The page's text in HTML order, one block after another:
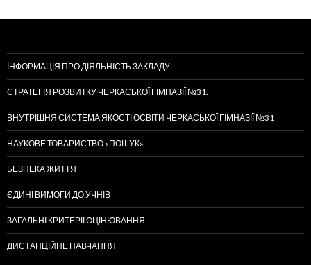
ІНФОРМАЦІЯ ПРО ДІЯЛЬНІСТЬ ЗАКЛАДУ
СТРАТЕГІЯ РОЗВИТКУ ЧЕРКАСЬКОЇ ГІМНАЗІЇ №31.
ВНУТРІШНЯ СИСТЕМА ЯКОСТІ ОСВІТИ ЧЕРКАСЬКОЇ ГІМНАЗІЇ №31
НАУКОВЕ ТОВАРИСТВО «ПОШУК»
БЕЗПЕКА ЖИТТЯ
ЄДИНІ ВИМОГИ ДО УЧНІВ
ЗАГАЛЬНІ КРИТЕРІЇ ОЦІНЮВАННЯ
ДИСТАНЦІЙНЕ НАВЧАННЯ